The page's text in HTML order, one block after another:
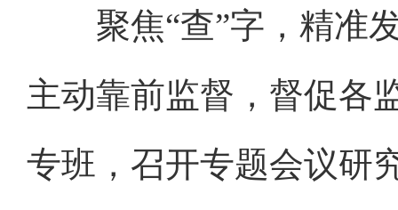
聚焦“查”字，精准发
主动靠前监督，督促各
专班，召开专题会议研